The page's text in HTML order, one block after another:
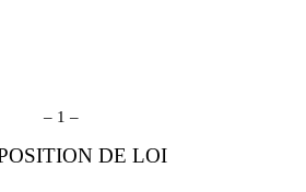
– 1 –
DE LOI